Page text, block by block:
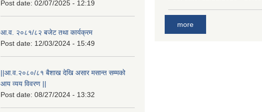
Post date: 02/07/2025 - 12:19
आ.व. २०८१/८२ बजेट तथा कार्यक्रम
Post date: 12/03/2024 - 15:49
||आ.व.२०८०/८१ बैशाख देखि असार मसान्त सम्मको
आय व्यय विवरण ||
Post date: 08/27/2024 - 13:32
more